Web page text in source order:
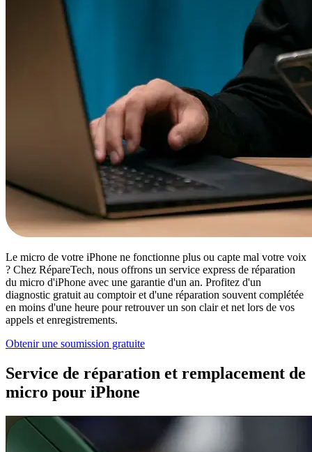
Le micro de votre iPhone ne fonctionne plus ou capte mal votre voix
? Chez RépareTech, nous offrons un service express de réparation
du micro d'iPhone avec une garantie d'un an. Profitez d'un
diagnostic gratuit au comptoir et d'une réparation souvent complétée
en moins d'une heure pour retrouver un son clair et net lors de vos
appels et enregistrements.
Obtenir une soumission gratuite
Service de réparation et remplacement de
micro pour iPhone